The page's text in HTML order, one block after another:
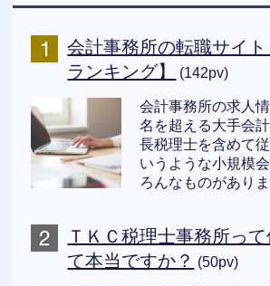
会計事務所の転職サイ
ランキング】
(142pv)
会計事務所の求人
名を超える大手会
長税理士を含めて
いうような小規模
ろんなものがあり
ＴＫＣ税理士事務所っ
て本当ですか？ (50pv)